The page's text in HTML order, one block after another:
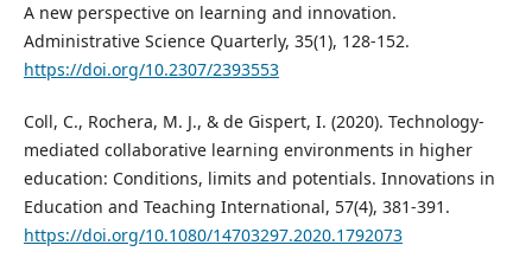
A new perspective on learning and innovation.
Administrative Science Quarterly, 35(1), 128-152.
https://doi.org/10.2307/2393553
Coll, C., Rochera, M. J., & de Gispert, I. (2020). Technology-
mediated collaborative learning environments in higher
education: Conditions, limits and potentials. Innovations in
Education and Teaching International, 57(4), 381-391.
https://doi.org/10.1080/14703297.2020.1792073